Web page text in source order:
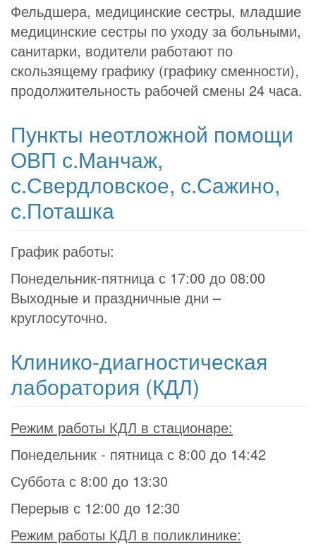
Фельдшера, медицинские сестры, младшие
медицинские сестры по уходу за больными,
санитарки, водители работают по
скользящему графику (графику сменности),
продолжительность рабочей смены 24 часа.
Пункты неотложной помощи
ОВП с.Манчаж,
с.Свердловское, с.Сажино,
с.Поташка
График работы:
Понедельник-пятница с 17:00 до 08:00
Выходные и праздничные дни –
круглосуточно.
Клинико-диагностическая
лаборатория (КДЛ)
Режим работы КДЛ в стационаре:
Понедельник - пятница с 8:00 до 14:42
Суббота с 8:00 до 13:30
Перерыв с 12:00 до 12:30
Режим работы КДЛ в поликлинике: